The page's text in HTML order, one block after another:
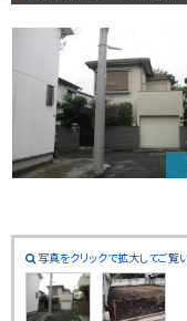
写真をクリックで拡大してご覧